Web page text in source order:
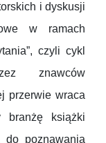
i dyskusji
w ramach
czyli cykl
znawców
przerwie wraca
branżę książki
poznawania